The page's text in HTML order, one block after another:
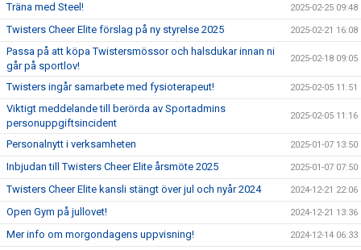
Träna med Steel! 2025-02-25 09:48
Twisters Cheer Elite förslag på ny styrelse 2025 2025-02-21 16:08
Passa på att köpa Twistersmössor och halsdukar innan ni
går på sportlov!
2025-02-18 09:05
Twisters ingår samarbete med fysioterapeut! 2025-02-05 11:51
Viktigt meddelande till berörda av Sportadmins
personuppgiftsincident
2025-02-05 11:16
Personalnytt i verksamheten 2025-01-07 13:50
Inbjudan till Twisters Cheer Elite årsmöte 2025 2025-01-07 07:50
Twisters Cheer Elite kansli stängt över jul och nyår 2024 2024-12-21 22:06
Open Gym på jullovet! 2024-12-21 13:36
Mer info om morgondagens uppvisning! 2024-12-14 06:33